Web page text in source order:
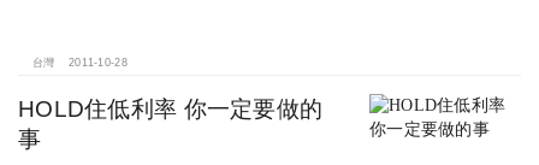
台灣 2011-10-28
HOLD住低利率 你一定要做的
事